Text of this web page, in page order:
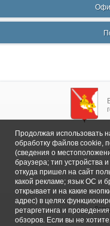
Продолжая использовать
обработку файлов cookie,
(сведения о
браузера; тип устройства
откуда пришел на сайт
какой рекламе; язык ОС и
открывает и на какие
адрес) в целях
ретаргетинга и
обзоров. Если вы не